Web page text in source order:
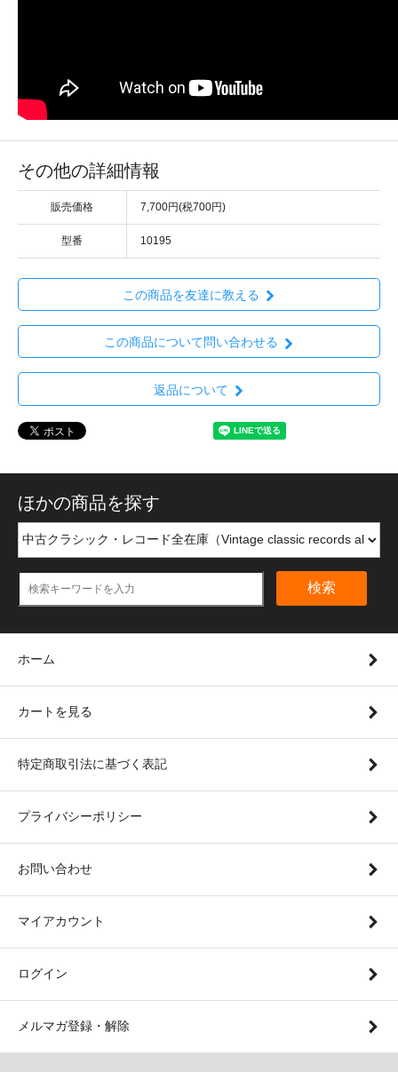
その他の詳細情報
販売価格 7,700円(税700円)
型番 10195
この商品を友達に教える
この商品について問い合わせる
返品について
ほかの商品を探す
検索
ホーム
カートを見る
特定商取引法に基づく表記
プライバシーポリシー
お問い合わせ
マイアカウント
ログイン
メルマガ登録・解除